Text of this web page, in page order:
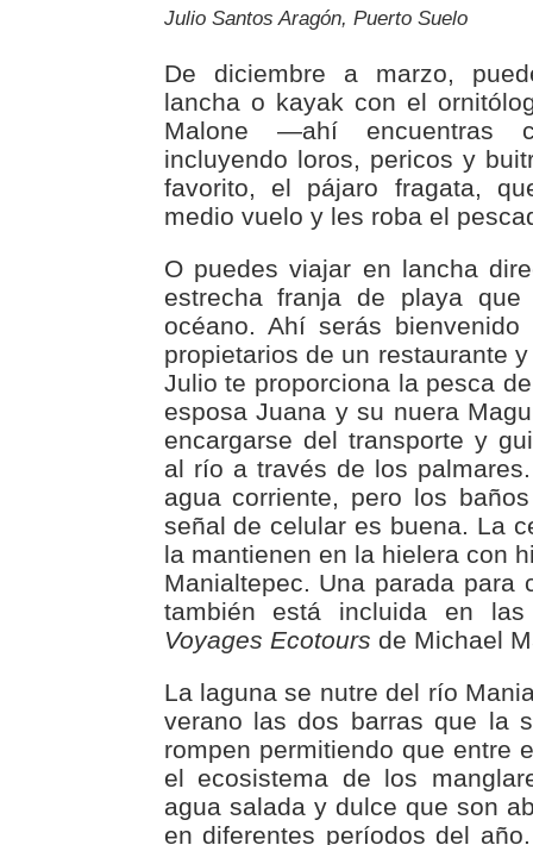
Julio Santos Aragón, Puerto Suelo
De diciembre a marzo,
lancha o kayak con el
Malone —ahí encuentras
incluyendo loros, pericos y
favorito, el pájaro fragata,
medio vuelo y les roba el
O puedes viajar en lancha
estrecha franja de playa
océano. Ahí serás
propietarios de un restaurante
Julio te proporciona la pesca
esposa Juana y su nuera
encargarse del transporte y
al río a través de los
agua corriente, pero los
señal de celular es buena. La
la mantienen en la hielera con
Manialtepec. Una parada para
también está incluida en
Voyages Ecotours de Michael
La laguna se nutre del río
verano las dos barras que la
rompen permitiendo que entre
el ecosistema de los
agua salada y dulce que son
en diferentes períodos del